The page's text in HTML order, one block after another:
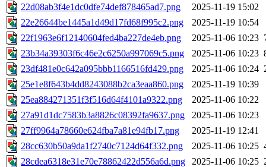
22d08ab3f4e1dc0dfe74def878465ad7.png
2025-11-19 15:02
22e26644be1445a1d49d17fd68f995c2.png
2025-11-19 10:54
22f1963e6f12140604fed4ba227de4eb.png
2025-11-06 10:23
23b34a39303f6c46e2c6250a997069c5.png
2025-11-06 10:23
23df481e0c642a095bbb1166516fd429.png
2025-11-06 10:24
25e1e8f643b4dd8243088b2ca3eaa860.png
2025-11-19 10:39
25ea884271351f3f516d64f4101a9322.png
2025-11-06 10:22
27a91d1dc7583b3a8826c08392fa9637.png
2025-11-06 10:23
27ff9964a78660e624fba7a81e94fb17.png
2025-11-19 12:41
28cc630b50a9da1f2740c7124d64f332.png
2025-11-06 10:25
28cdea6318e31e70e78862422d556a6d.png
2025-11-06 10:25